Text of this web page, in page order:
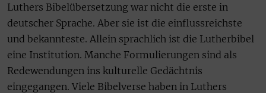
Luthers Bibelübersetzung war nicht die erste in
deutscher Sprache. Aber sie ist die einflussreichste
und bekannteste. Allein sprachlich ist die Lutherbibel
eine Institution. Manche Formulierungen sind als
Redewendungen ins kulturelle Gedächtnis
eingegangen. Viele Bibelverse haben in Luthers